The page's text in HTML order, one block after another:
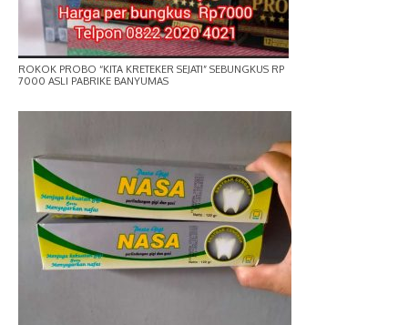
ROKOK PROBO “KITA KRETEKER SEJATI” SEBUNGKUS RP
7000 ASLI PABRIKE BANYUMAS